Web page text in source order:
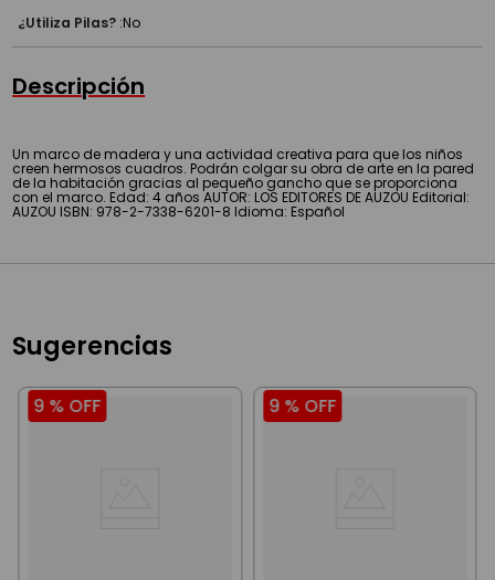
¿Utiliza Pilas? :No
Descripción
Un marco de madera y una actividad creativa para que los niños
creen hermosos cuadros. Podrán colgar su obra de arte en la pared
de la habitación gracias al pequeño gancho que se proporciona
con el marco. Edad: 4 años AUTOR: LOS EDITORES DE AUZOU Editorial:
AUZOU ISBN: 978-2-7338-6201-8 Idioma: Español
Sugerencias
9 % OFF 9 % OFF